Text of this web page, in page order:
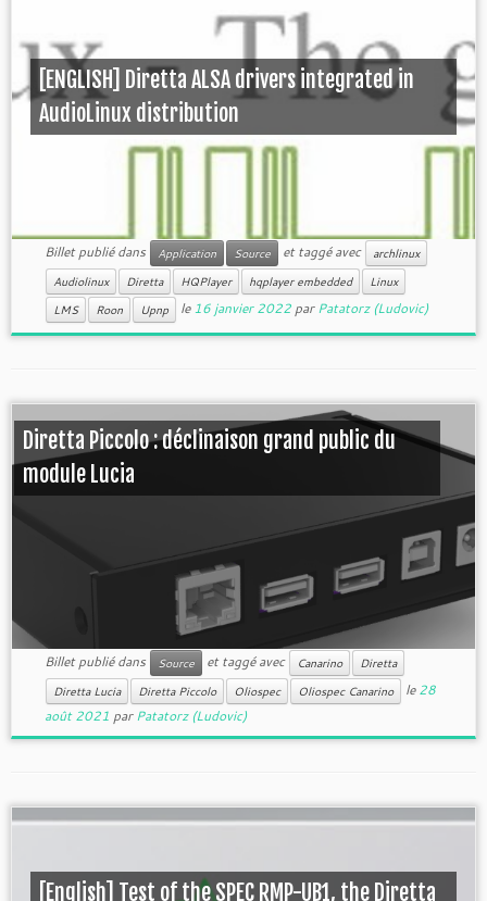
[ENGLISH] Diretta ALSA drivers integrated in
AudioLinux distribution
Billet publié dans Application Source et taggé avec
archlinux
Audiolinux
Diretta HQPlayer hqplayer embedded
Linux
LMS
Roon Upnp le16 janvier 2022 parPatatorz (Ludovic)
Diretta Piccolo : déclinaison grand public du
module Lucia
Billet publié dans Source et taggé avec Canarino
Diretta
Diretta Lucia
Diretta Piccolo Oliospec Oliospec Canarino le28
août 2021 parPatatorz (Ludovic)
[English] Test of the SPEC RMP-UB1, the Diretta